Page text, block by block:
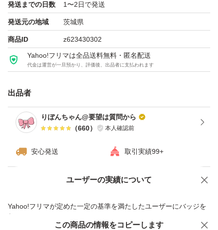
発送までの日数 1〜2日で発送
発送元の地域 茨城県
商品ID z623430302
Yahoo!フリマは全品送料無料・匿名配送
代金は運営が一旦預かり、評価後、出品者に支払われます
出品者
りぼんちゃん@要望は質問から
（660） 本人確認前
安心発送 取引実績99+
ユーザーの実績について
Yahoo!フリマが定めた一定の基準を満たしたユーザーにバッジを
付与しています
価格の相談 商品への質問
この商品の情報をコピーします
この商品をみている人にオススメ